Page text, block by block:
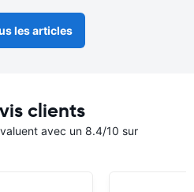
les articles
clients
avec un 8.4/10 sur